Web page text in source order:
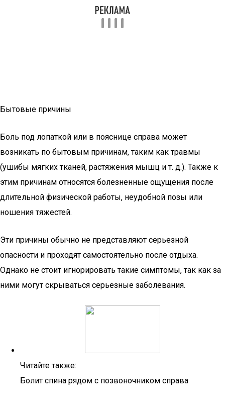
Бытовые причины
Боль под лопаткой или в пояснице справа может
возникать по бытовым причинам, таким как травмы
(ушибы мягких тканей, растяжения мышц и т. д.). Также к
этим причинам относятся болезненные ощущения после
длительной физической работы, неудобной позы или
ношения тяжестей.
Эти причины обычно не представляют серьезной
опасности и проходят самостоятельно после отдыха.
Однако не стоит игнорировать такие симптомы, так как за
ними могут скрываться серьезные заболевания.
Читайте также:
Болит спина рядом с позвоночником справа